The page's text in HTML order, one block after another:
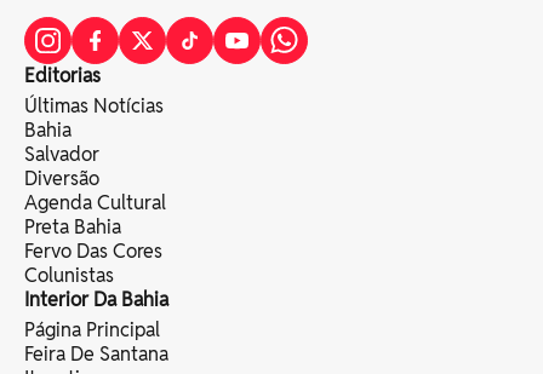
Editorias
Últimas Notícias
Bahia
Salvador
Diversão
Agenda Cultural
Preta Bahia
Fervo Das Cores
Colunistas
Interior Da Bahia
Página Principal
Feira De Santana